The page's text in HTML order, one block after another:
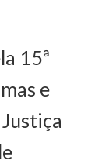
15ª
e